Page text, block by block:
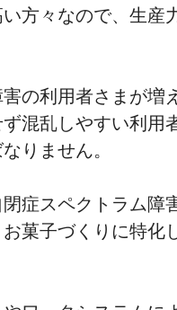
方々なので、生産
の利用者さまが増
混乱しやすい利用
りません。
症スペクトラム障
菓子づくりに特化